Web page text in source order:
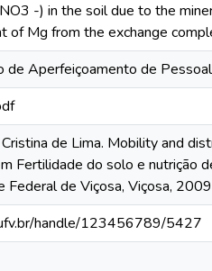
-) in the soil due to the
of Mg from the exchange
de Aperfeiçoamento de
Cristina de Lima. Mobility and
Fertilidade do solo e nutrição
Federal de Viçosa, Viçosa,
handle/123456789/5427